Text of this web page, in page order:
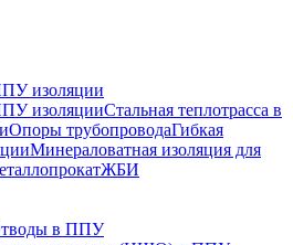
изоляции
изоляцииСтальная теплотрасса в
Опоры трубопроводаГибкая
Минераловатная изоляция для
ЖБИ
в ППУ